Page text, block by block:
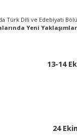
Türk Dili ve Edebiyatı
Yeni Yaklaşımlar
13-14
24